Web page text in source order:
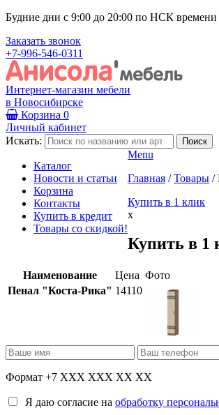
Будние дни с 9:00 до 20:00 по НСК времени
Заказать звонок
+7-996-546-0311
Интернет-магазин мебели
в Новосибирске
Корзина 0
Личный кабинет
Искать:
Каталог
Новости и статьи
Корзина
Контакты
Купить в кредит
Товары со скидкой!
Menu
Главная / Товары /
Купить в 1 клик
x
Купить в 1
Наименование Цена Фото
Пенал "Коста-Рика" 14110
Формат +7 XXX XXX XX XX
Я даю согласие на обработку